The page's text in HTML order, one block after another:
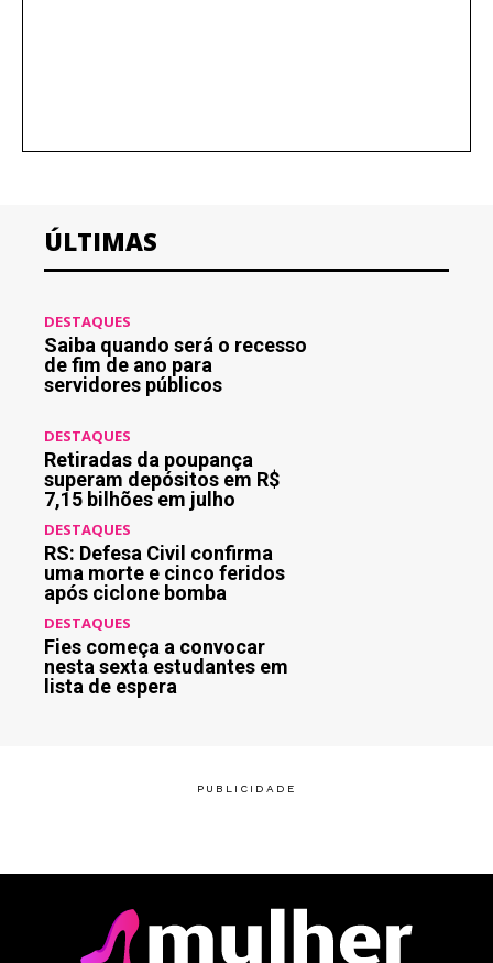
ÚLTIMAS
DESTAQUES
Saiba quando será o recesso
de fim de ano para
servidores públicos
DESTAQUES
Retiradas da poupança
superam depósitos em R$
7,15 bilhões em julho
DESTAQUES
RS: Defesa Civil confirma
uma morte e cinco feridos
após ciclone bomba
DESTAQUES
Fies começa a convocar
nesta sexta estudantes em
lista de espera